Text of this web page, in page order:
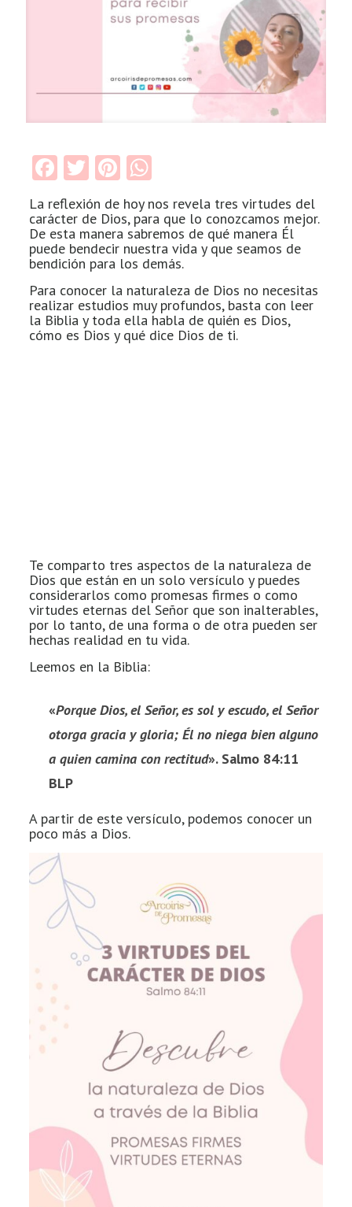
Facebook
TwitterPinterest
WhatsApp
La reflexión de hoy nos revela tres virtudes del
carácter de Dios, para que lo conozcamos mejor.
De esta manera sabremos de qué manera Él
puede bendecir nuestra vida y que seamos de
bendición para los demás.
Para conocer la naturaleza de Dios no necesitas
realizar estudios muy profundos, basta con leer
la Biblia y toda ella habla de quién es Dios,
cómo es Dios y qué dice Dios de ti.
Te comparto tres aspectos de la naturaleza de
Dios que están en un solo versículo y puedes
considerarlos como promesas firmes o como
virtudes eternas del Señor que son inalterables,
por lo tanto, de una forma o de otra pueden ser
hechas realidad en tu vida.
Leemos en la Biblia:
«Porque Dios, el Señor, es sol y escudo, el Señor
otorga gracia y gloria; Él no niega bien alguno
a quien camina con rectitud». Salmo 84:11
BLP
A partir de este versículo, podemos conocer un
poco más a Dios.